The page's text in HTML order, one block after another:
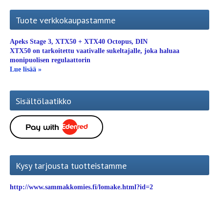
Tuote verkkokaupastamme
Apeks Stage 3, XTX50 + XTX40 Octopus, DIN
XTX50 on tarkoitettu vaativalle sukeltajalle, joka haluaa
monipuolisen regulaattorin
Lue lisää »
Sisältölaatikko
Kysy tarjousta tuotteistamme
http://www.sammakkomies.fi/lomake.html?id=2